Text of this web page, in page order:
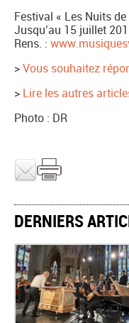
Festival « Les Nuits
Jusqu’au 15 juillet
Rens. :
>Vous souhaitez
> Lire les autres
Photo : DR
DERNIERS